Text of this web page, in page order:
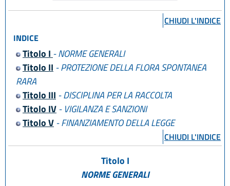
L.R. 26 luglio 2003 n. 15
L.R. 17 febbraio 2005 n. 6
L.R. 28 dicembre 2023, n. 20
CHIUDI L'INDICE
INDICE
Titolo I - NORME GENERALI
Titolo II - PROTEZIONE DELLA FLORA SPONTANEA
RARA
Titolo III - DISCIPLINA PER LA RACCOLTA
Titolo IV- VIGILANZA E SANZIONI
Titolo V- FINANZIAMENTO DELLA LEGGE
CHIUDI L'INDICE
Titolo I
NORME GENERALI